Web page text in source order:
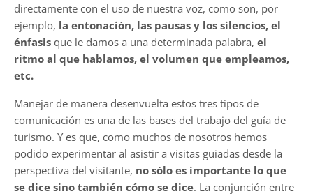
directamente con el uso de nuestra voz, como son, por
ejemplo, la entonación, las pausas y los silencios, el
énfasis que le damos a una determinada palabra, el
ritmo al que hablamos, el volumen que empleamos,
etc.
Manejar de manera desenvuelta estos tres tipos de
comunicación es una de las bases del trabajo del guía de
turismo. Y es que, como muchos de nosotros hemos
podido experimentar al asistir a visitas guiadas desde la
perspectiva del visitante, no sólo es importante lo que
se dice sino también cómo se dice. La conjunción entre